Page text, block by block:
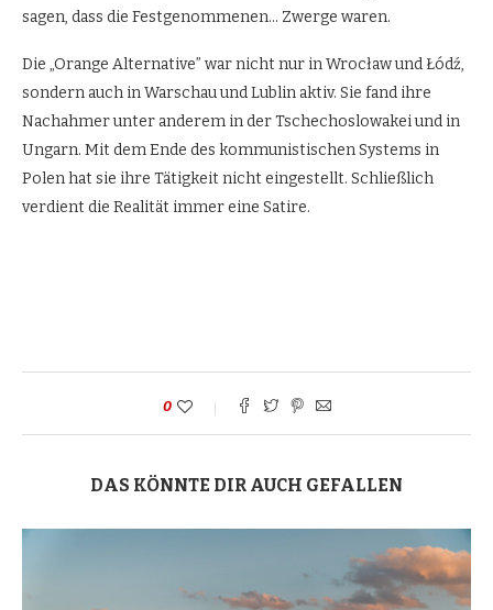
sagen, dass die Festgenommenen… Zwerge waren.
Die „Orange Alternative” war nicht nur in Wrocław und Łódź,
sondern auch in Warschau und Lublin aktiv. Sie fand ihre
Nachahmer unter anderem in der Tschechoslowakei und in
Ungarn. Mit dem Ende des kommunistischen Systems in
Polen hat sie ihre Tätigkeit nicht eingestellt. Schließlich
verdient die Realität immer eine Satire.
0
DAS KÖNNTE DIR AUCH GEFALLEN